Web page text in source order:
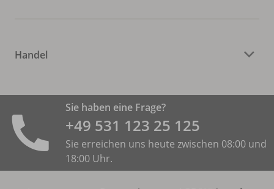
Handel
Sie haben eine Frage?
+49 531 ­123 25 125
Sie erreichen uns heute zwischen 08:00 und
18:00 Uhr.